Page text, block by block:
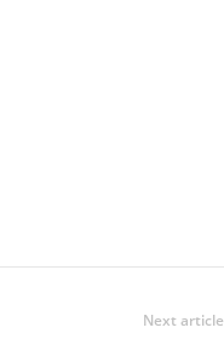
Next article